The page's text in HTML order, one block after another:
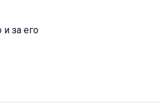
и за его